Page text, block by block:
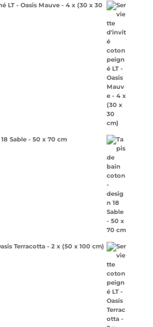
LT - Oasis Mauve - 4 x (30 x 30
Sable - 50 x 70 cm
Terracotta - 2 x (50 x 100 cm)